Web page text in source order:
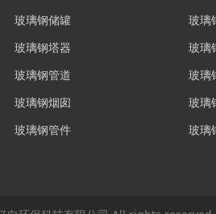
玻璃钢储罐
玻璃钢塔器
玻璃钢管道
玻璃钢烟囱
玻璃钢管件
玻璃
玻璃
玻璃
玻璃
玻璃